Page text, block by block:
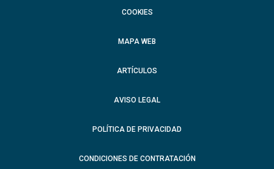
COOKIES
MAPA WEB
ARTÍCULOS
AVISO LEGAL
POLÍTICA DE PRIVACIDAD
CONDICIONES DE CONTRATACIÓN